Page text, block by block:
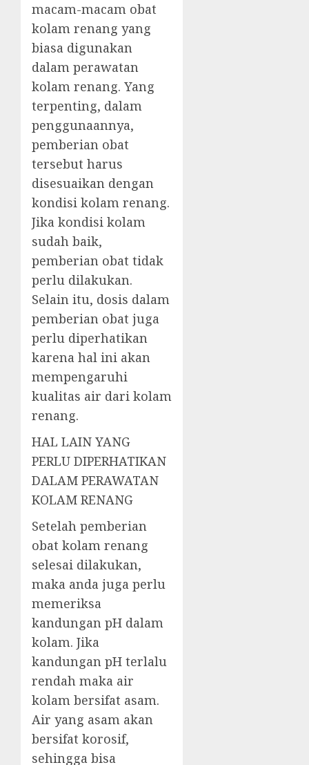
macam-macam obat
kolam renang yang
biasa digunakan
dalam perawatan
kolam renang. Yang
terpenting, dalam
penggunaannya,
pemberian obat
tersebut harus
disesuaikan dengan
kondisi kolam renang.
Jika kondisi kolam
sudah baik,
pemberian obat tidak
perlu dilakukan.
Selain itu, dosis dalam
pemberian obat juga
perlu diperhatikan
karena hal ini akan
mempengaruhi
kualitas air dari kolam
renang.
HAL LAIN YANG
PERLU DIPERHATIKAN
DALAM PERAWATAN
KOLAM RENANG
Setelah pemberian
obat kolam renang
selesai dilakukan,
maka anda juga perlu
memeriksa
kandungan pH dalam
kolam. Jika
kandungan pH terlalu
rendah maka air
kolam bersifat asam.
Air yang asam akan
bersifat korosif,
sehingga bisa